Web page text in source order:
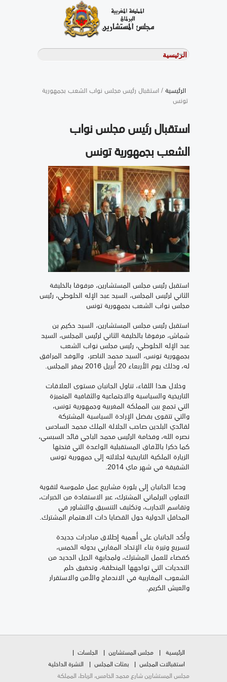
الرئيسية/ استقبال رئيس مجلس نواب الشعب بجمهورية
تونس
استقبال رئيس مجلس نواب
الشعب بجمهورية تونس
استقبل رئيس مجلس المستشارين، مرفوقا بالخليفة
الثاني لرئيس المجلس، السيد عبد الإله الحلوطي، رئيس
مجلس نواب الشعب بجمهورية تونس
استقبل رئيس مجلس المستشارين، السيد حكيم بن
شماش، مرفوقا بالخليفة الثاني لرئيس المجلس، السيد
عبد الإله الحلوطي، رئيس مجلس نواب الشعب
بجمهورية تونس، السيد محمد الناصر، والوفد المرافق
له، وذلك يوم الأربعاء 20 أبريل 2016 بمقر المجلس.
وخلال هذا اللقاء، تناول الجانبان مستوى العلاقات
التاريخية والسياسية والاجتماعية والثقافية المتميزة
التي تجمع بين المملكة المغربية وجمهورية تونس،
والتي تتقوى بفضل الإرادة السياسية المشتركة
لقائدي البلدين صاحب الجلالة الملك محمد السادس
نصره الله، وفخامة الرئيس محمد الباجي قائد السبسي،
كما ذكرا بالآفاق المستقبلية الواعدة التي فتحتها
الزيارة الملكية التاريخية لجلالته إلى جمهورية تونس
الشقيقة في شهر ماي 2014.
ودعا الجانبان إلى بلورة مشاريع عمل ملموسة لتقوية
التعاون البرلماني المشترك، عبر الاستفادة من الخبرات،
وتقاسم التجارب، وتكثيف التنسيق والتشاور في
المحافل الدولية حول القضايا ذات الاهتمام المشترك.
وأكد الجانبان على أهمية إطلاق مبادرات جديدة
لتسريع وتيرة بناء الإتحاد المغاربي بدوله الخمس،
كفضاء للعمل المشترك، ولمجابهة الجيل الجديد من
التحديات التي تواجهها المنطقة، وتحقيق حلم
الشعوب المغاربية في الاندماج والأمن والاستقرار
والعيش الكريم.
الرئيسية مجلس المستشارين
الجلسات
استقبالات المجلس
بعثات المجلس
النشرة الداخلية
مجلس المستشارين شارع محمد الخامس، الرباط، المملكة